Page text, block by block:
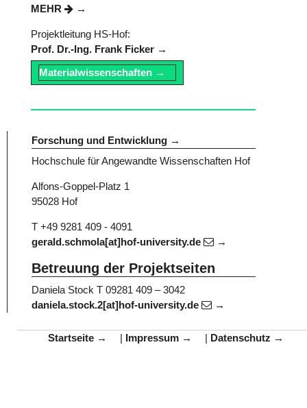
MEHR
Projektleitung HS-Hof:
Prof. Dr.-Ing. Frank Ficker
Materialwissenschaften
Forschung und Entwicklung
Hochschule für Angewandte Wissenschaften Hof
Alfons-Goppel-Platz 1
95028 Hof
T +49 9281 409 - 4091
gerald.schmola[at]hof-university.de
Betreuung der Projektseiten
Daniela Stock T 09281 409 – 3042
daniela.stock.2[at]hof-university.de
Startseite | Impressum | Datenschutz